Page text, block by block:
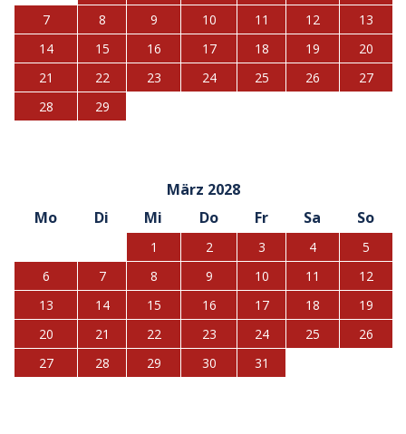
7
8 9 10 11 12
13
14
15 16 17 18 19
20
21
22 23 24 25 26
27
28
29
März 2028
Mo
Di Mi Do Fr Sa So
1 2 3 4
5
6
7 8 9 10 11
12
13
14 15 16 17 18
19
20
21 22 23 24 25
26
27
28 29 30 31